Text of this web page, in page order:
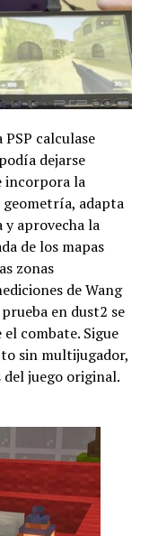
calculase
dejarse
incorpora la
adapta
aprovecha la
de los mapas
zonas
de Wang
en dust2 se
combate. Sigue
sin multijugador,
del juego original.